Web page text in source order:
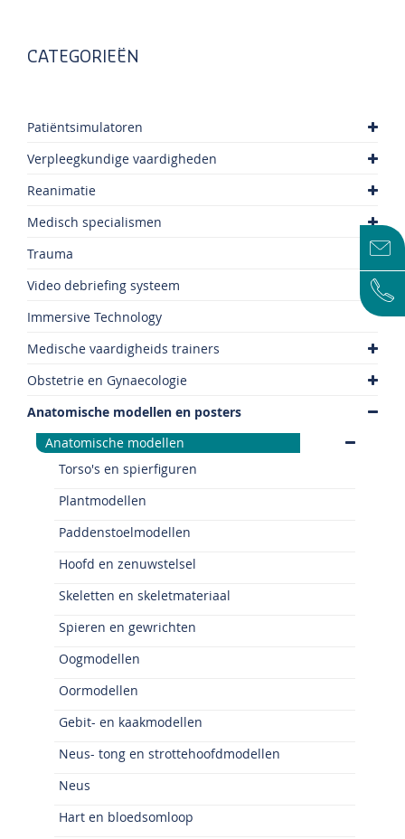
CATEGORIEËN
Patiëntsimulatoren
Verpleegkundige vaardigheden
Reanimatie
Medisch specialismen
Trauma
Video debriefing systeem
Immersive Technology
Medische vaardigheids trainers
Obstetrie en Gynaecologie
Anatomische modellen en posters
Anatomische modellen
Torso's en spierfiguren
Plantmodellen
Paddenstoelmodellen
Hoofd en zenuwstelsel
Skeletten en skeletmateriaal
Spieren en gewrichten
Oogmodellen
Oormodellen
Gebit- en kaakmodellen
Neus- tong en strottehoofdmodellen
Neus
Hart en bloedsomloop